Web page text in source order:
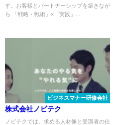
す。お客様とパートナーシップを築きなが
ら 「戦略・戦術」×「実践」...
ビジネスマナー研修会社
株式会社ノビテク
ノビテクでは、求める人材像と受講者の仕